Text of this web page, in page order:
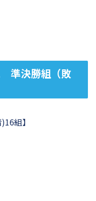
準決勝組（敗
組】